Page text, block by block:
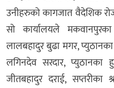
उनीहरुको कागजात वैदेशिक
सो कार्यालयले
लालबहादुर बुढा मगर, प्युठानका
लगिनदेव सरदार, प्युठानका
जीतबहादुर दराई, सप्तरीका